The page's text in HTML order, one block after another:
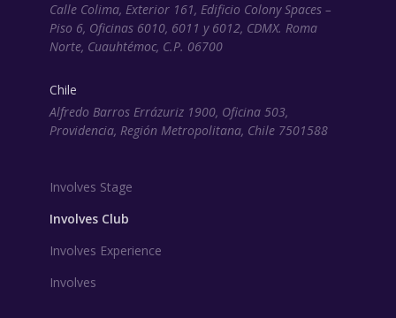
Calle Colima, Exterior 161, Edificio Colony Spaces –
Piso 6, Oficinas 6010, 6011 y 6012, CDMX. Roma
Norte, Cuauhtémoc, C.P. 06700
Chile
Alfredo Barros Errázuriz 1900, Oficina 503,
Providencia, Región Metropolitana, Chile 7501588
Involves Stage
Involves Club
Involves Experience
Involves